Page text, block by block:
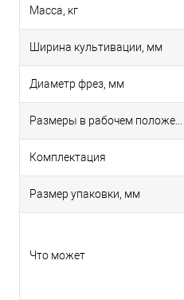
Масса, кг
Ширина культивации, мм
Диаметр фрез, мм
Комплектация
Размер упаковки, мм
Что может